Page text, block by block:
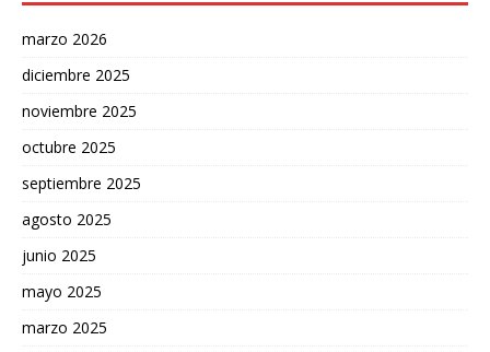
marzo 2026
diciembre 2025
noviembre 2025
octubre 2025
septiembre 2025
agosto 2025
junio 2025
mayo 2025
marzo 2025